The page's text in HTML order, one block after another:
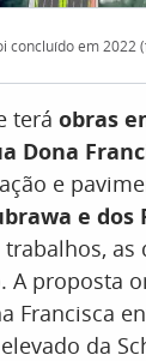
concluído em 2022
terá obras
Dona
e
e dos
as
A proposta
Francisca
da